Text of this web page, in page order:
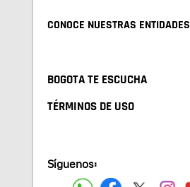
CONOCE NUESTRAS ENTIDADES
BOGOTA TE ESCUCHA
TÉRMINOS DE USO
Síguenos: